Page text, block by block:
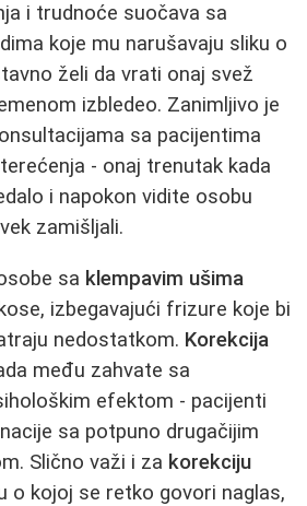
i trudnoće suočava sa
koje mu narušavaju sliku o
želi da vrati onaj svež
izbledeo. Zanimljivo je
sa pacijentima
- onaj trenutak kada
i napokon vidite osobu
zamišljali.
sa klempavim ušima
izbegavajući frizure koje bi
nedostatkom. Korekcija
među zahvate sa
efektom - pacijenti
sa potpuno drugačijim
Slično važi i za korekciju
o kojoj se retko govori naglas,